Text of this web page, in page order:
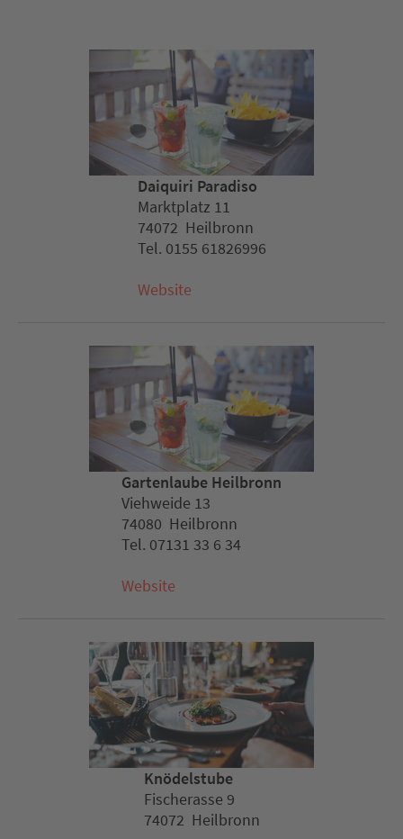
Daiquiri Paradiso
Marktplatz 11
74072 Heilbronn
Tel. 0155 61826996
Website
Gartenlaube Heilbronn
Viehweide 13
74080 Heilbronn
Tel. 07131 33 6 34
Website
Knödelstube
Fischerasse 9
74072 Heilbronn